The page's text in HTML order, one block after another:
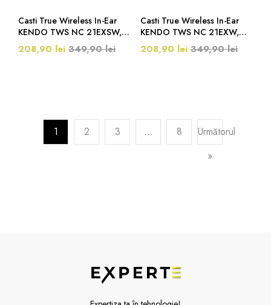
Casti True Wireless In-Ear
KENDO TWS NC 21EXSW,
Bluetooth, Noice Cancelling,
Negru
208,90 lei 349,90 lei
Casti True Wireless In-Ear
KENDO TWS NC 21EXW,
Bluetooth, Noice Cancelling,
Alb
208,90 lei 349,90 lei
1 2 3 … 8
Următorul
»